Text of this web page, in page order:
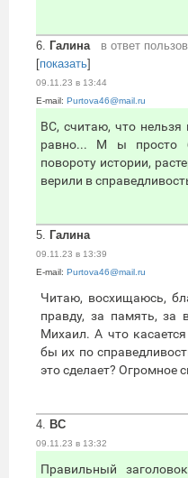
6. Галина в ответ
[показать]
09.11.23 в 13:44
E-mail: Purtova46@mail.ru
ВС, считаю, что нельзя
равно... М ы просто
повороту истории,
верили в
5. Галина
09.11.23 в 13:39
E-mail: Purtova46@mail.ru
Читаю, восхищаюсь,
правду, за память, за
Михаил. А что
бы их по
это сделает? Огромное
4. ВС
09.11.23 в 13:32
Правильный